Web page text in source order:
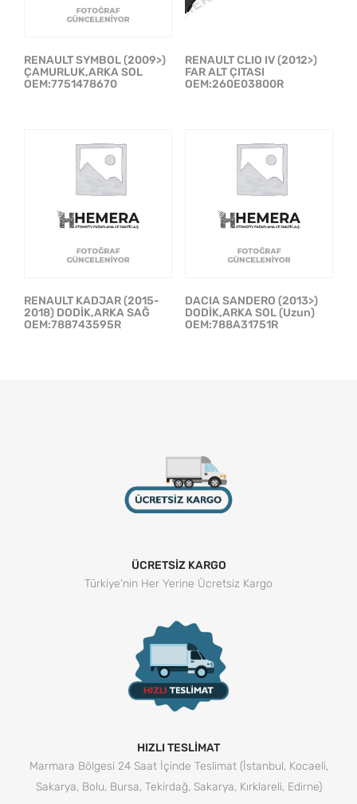
RENAULT SYMBOL (2009>)
ÇAMURLUK,ARKA SOL
OEM:7751478670
RENAULT CLIO IV (2012>)
FAR ALT ÇITASI
OEM:260E03800R
RENAULT KADJAR (2015-
2018) DODİK,ARKA SAĞ
OEM:788743595R
DACIA SANDERO (2013>)
DODİK,ARKA SOL (Uzun)
OEM:788A31751R
ÜCRETSİZ KARGO
Türkiye'nin Her Yerine Ücretsiz Kargo
HIZLI TESLİMAT
Marmara Bölgesi 24 Saat İçinde Teslimat (İstanbul, Kocaeli,
Sakarya, Bolu, Bursa, Tekirdağ, Sakarya, Kırklareli, Edirne)